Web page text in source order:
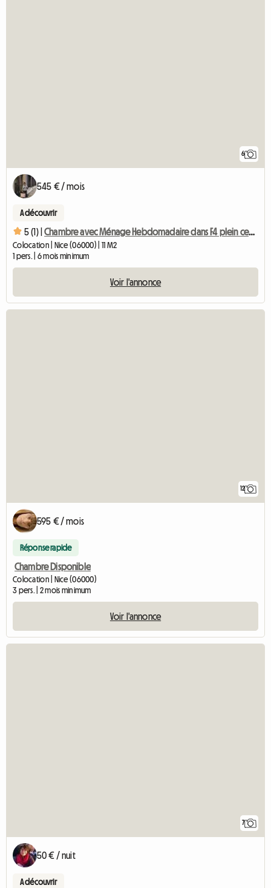
6
545 € / mois
A découvrir
5 (1) | Chambre avec Ménage Hebdomadaire dans F4 plein centre
Colocation | Nice (06000) | 11 M2
1 pers. | 6 mois minimum
Voir l'annonce
12
595 € / mois
Réponse rapide
Chambre Disponible
Colocation | Nice (06000)
3 pers. | 2 mois minimum
Voir l'annonce
7
50 € / nuit
A découvrir